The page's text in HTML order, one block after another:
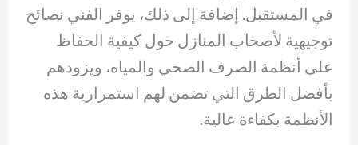
في المستقبل. إضافة إلى ذلك، يوفر الفني نصائح
توجيهية لأصحاب المنازل حول كيفية الحفاظ
على أنظمة الصرف الصحي والمياه، ويزودهم
بأفضل الطرق التي تضمن لهم استمرارية هذه
الأنظمة بكفاءة عالية.